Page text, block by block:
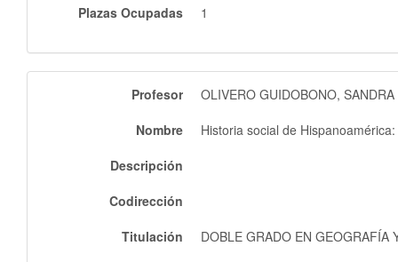
Plazas Ocupadas
1
Profesor
OLIVERO GUIDOBONO, SANDRA
Nombre
Historia social de
Descripción
Codirección
Titulación
DOBLE GRADO EN GEOGRAFÍA